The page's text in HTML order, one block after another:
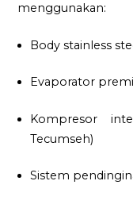
menggunakan:
Body stainless
Evaporator
Kompresor
Tecumseh)
Sistem